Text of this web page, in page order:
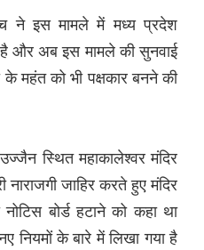
ने इस मामले में मध्य प्रदेश
है और अब इस मामले की सुनवाई
के महंत को भी पक्षकार बनने की
स्थित महाकालेश्वर मंदिर
जाहिर करते हुए मंदिर
बोर्ड हटाने को कहा था
नियमों के बारे में लिखा गया है